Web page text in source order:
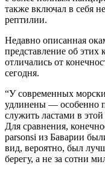
также включал в себя
рептилии.
Недавно описанная
представление об этих
отличались от
сегодня.
“У современных
удлинены — особенно
служить ластами в
Для сравнения,
parsonsi из Баварии
вид, вероятно, был
берегу, а не за сотни